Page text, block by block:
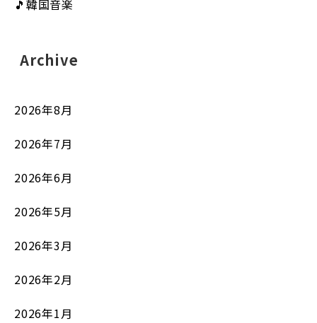
🎵韓国音楽
Archive
2026年8月
2026年7月
2026年6月
2026年5月
2026年3月
2026年2月
2026年1月